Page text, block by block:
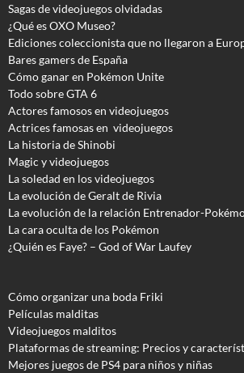
Sagas de videojuegos olvidadas
¿Qué es OXO Museo?
Ediciones coleccionista que no llegaron a
Bares gamers de España
Cómo ganar en Pokémon Unite
Todo sobre GTA 6
Actores famosos en videojuegos
Actrices famosas en videojuegos
La historia de Shinobi
Magic y videojuegos
La soledad en los videojuegos
La evolución de Geralt de Rivia
La evolución de la relación Entrenador-
La cara oculta de los Pokémon
¿Quién es Faye? – God of War Laufey
Cómo organizar una boda Friki
Películas malditas
Videojuegos malditos
Plataformas de streaming: Precios y
Mejores juegos de PS4 para niños y niñas